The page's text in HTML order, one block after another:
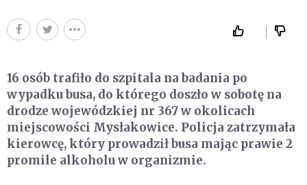
16 osób trafiło do szpitala na badania po
wypadku busa, do którego doszło w sobotę na
drodze wojewódzkiej nr 367 w okolicach
miejscowości Mysłakowice. Policja zatrzymała
kierowcę, który prowadził busa mając prawie 2
promile alkoholu w organizmie.